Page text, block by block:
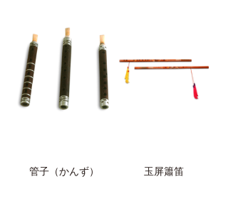
管子（かんず） 玉屏簫笛